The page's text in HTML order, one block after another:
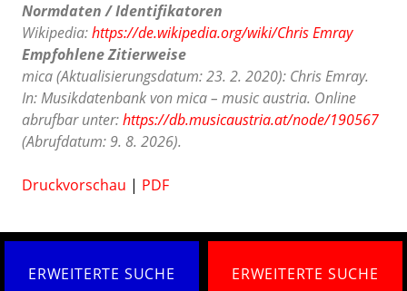
Normdaten / Identifikatoren
Wikipedia:https://de.wikipedia.org/wiki/Chris Emray
Empfohlene Zitierweise
mica (Aktualisierungsdatum: 23. 2. 2020): Chris Emray.
In: Musikdatenbank von mica – music austria. Online
abrufbar unter:https://db.musicaustria.at/node/190567
(Abrufdatum: 9. 8. 2026).
Druckvorschau | PDF
ERWEITERTE SUCHE ERWEITERTE SUCHE